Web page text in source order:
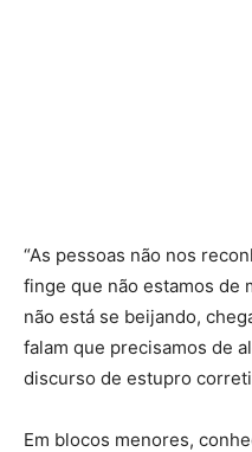
“As pessoas não nos
finge que não estamos de
não está se beijando,
falam que precisamos de
discurso de estupro
Em blocos menores,